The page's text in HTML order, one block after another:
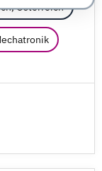
Österreich